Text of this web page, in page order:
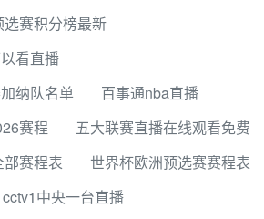
赛积分榜最新
看直播
纳队名单
百事通nba直播
赛程
五大联赛直播在线观看免费
赛程表
世界杯欧洲预选赛赛程表
cctv1中央一台直播